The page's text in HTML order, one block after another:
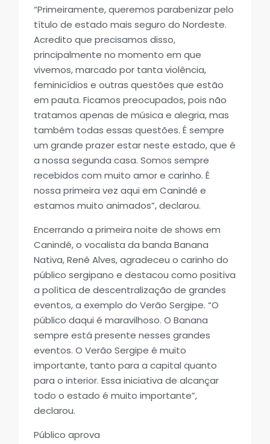
“Primeiramente, queremos parabenizar pelo
título de estado mais seguro do Nordeste.
Acredito que precisamos disso,
principalmente no momento em que
vivemos, marcado por tanta violência,
feminicídios e outras questões que estão
em pauta. Ficamos preocupados, pois não
tratamos apenas de música e alegria, mas
também todas essas questões. É sempre
um grande prazer estar neste estado, que é
a nossa segunda casa. Somos sempre
recebidos com muito amor e carinho. É
nossa primeira vez aqui em Canindé e
estamos muito animados”, declarou.
Encerrando a primeira noite de shows em
Canindé, o vocalista da banda Banana
Nativa, Renê Alves, agradeceu o carinho do
público sergipano e destacou como positiva
a política de descentralização de grandes
eventos, a exemplo do Verão Sergipe. “O
público daqui é maravilhoso. O Banana
sempre está presente nesses grandes
eventos. O Verão Sergipe é muito
importante, tanto para a capital quanto
para o interior. Essa iniciativa de alcançar
todo o estado é muito importante”,
declarou.
Público aprova